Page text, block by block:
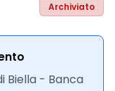
Archiviato
Biella - Banca